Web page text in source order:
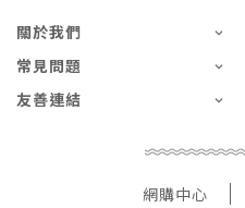
關於我們
常見問題
友善連結
網購中心